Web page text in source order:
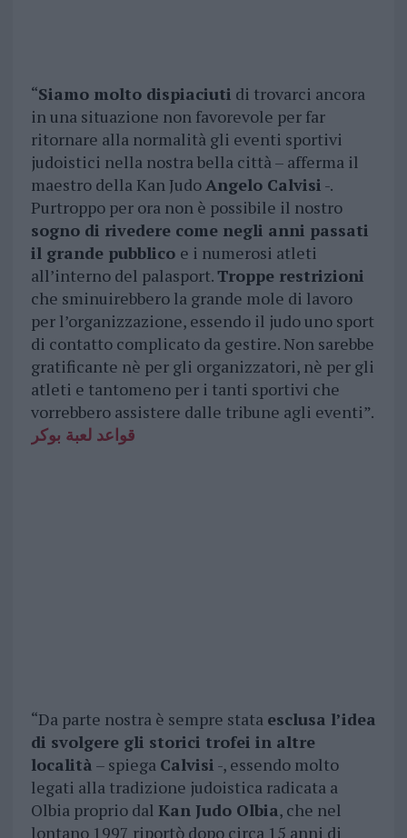
“Siamo molto dispiaciuti di trovarci ancora
in una situazione non favorevole per far
ritornare alla normalità gli eventi sportivi
judoistici nella nostra bella città – afferma il
maestro della Kan JudoAngelo Calvisi -.
Purtroppo per ora non è possibile il nostro
sogno di rivedere come negli anni passati
il grande pubblico e i numerosi atleti
all’interno del palasport.Troppe restrizioni
che sminuirebbero la grande mole di lavoro
per l’organizzazione, essendo il judo uno sport
di contatto complicato da gestire. Non sarebbe
gratificante nè per gli organizzatori, nè per gli
atleti e tantomeno per i tanti sportivi che
vorrebbero assistere dalle tribune agli eventi”.
قواعد لعبة بوكر
“Da parte nostra è sempre stata esclusa l’idea
di svolgere gli storici trofei in altre
località – spiega Calvisi -, essendo molto
legati alla tradizione judoistica radicata a
Olbia proprio dal Kan Judo Olbia, che nel
lontano 1997 riportò dopo circa 15 anni di